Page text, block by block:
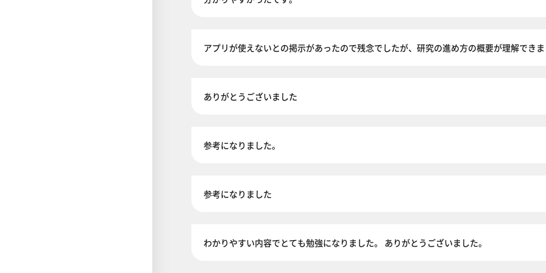
アプリが使えないとの掲示があったので残念でしたが、研究の進め方の概要が理解でき
ありがとうございました
参考になりました。
参考になりました
わかりやすい内容でとても勉強になりました。 ありがとうございました。